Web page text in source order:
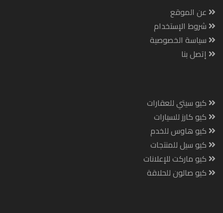
عن الموقع
شروط الإستخدام
سياسة الخصوصية
إتصل بنا
كيو سيتي للعقارات
كيو كارز للسيارات
كيو هاوس للخدم
كيو سيل للمنتجات
كيو ماركت للإعلانات
كيو صالون للحلاقة